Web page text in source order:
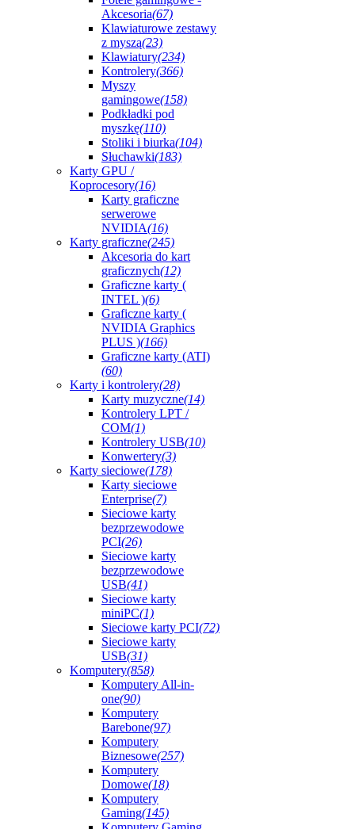
Akcesoria(67)
Klawiaturowe zestawy
z myszą(23)
Klawiatury(234)
Kontrolery(366)
Myszy
gamingowe(158)
Podkładki pod
myszkę(110)
Stoliki i biurka(104)
Słuchawki(183)
Karty GPU /
Koprocesory(16)
Karty graficzne
serwerowe
NVIDIA(16)
Karty graficzne(245)
Akcesoria do kart
graficznych(12)
Graficzne karty (
INTEL )(6)
Graficzne karty (
NVIDIA Graphics
PLUS )(166)
Graficzne karty (ATI)
(60)
Karty i kontrolery(28)
Karty muzyczne(14)
Kontrolery LPT /
COM(1)
Kontrolery USB(10)
Konwertery(3)
Karty sieciowe(178)
Karty sieciowe
Enterprise(7)
Sieciowe karty
bezprzewodowe
PCI(26)
Sieciowe karty
bezprzewodowe
USB(41)
Sieciowe karty
miniPC(1)
Sieciowe karty PCI(72)
Sieciowe karty
USB(31)
Komputery(858)
Komputery All-in-
one(90)
Komputery
Barebone(97)
Komputery
Biznesowe(257)
Komputery
Domowe(18)
Komputery
Gaming(145)